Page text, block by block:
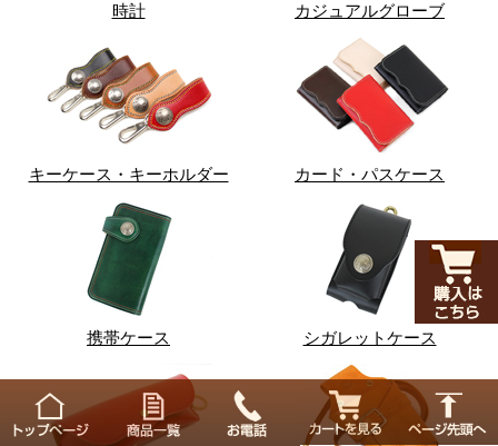
時計 カジュアルグローブ
キーケース・キーホルダー カード・パスケース
携帯ケース シガレットケース